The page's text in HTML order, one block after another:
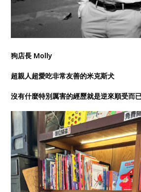
狗店長 Molly
超親人超愛吃非常友善的米克斯犬
沒有什麼特別厲害的經歷就是逆來順受而